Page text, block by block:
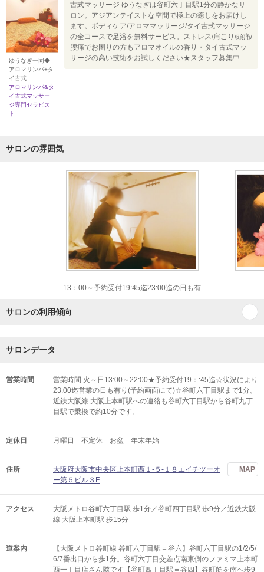
ゆうなぎ一同◆
アロマリンパ+タ
イ古式
アロマリンパ&タ
イ古式マッサー
ジ専門セラピス
ト
古式マッサージ ゆうなぎは谷町六丁目駅1分の静かなサ
ロン。アジアンテイストな空間で極上の癒しをお届けし
ます。ボディケア/アロママッサージ/タイ古式マッサージ
の全コースで足浴を無料サービス。ストレス/肩こり/頭痛/
腰痛でお困りの方もアロマオイルの香り・タイ古式マッ
サージの高い技術をお試しください★スタッフ募集中
サロンの雰囲気
13：00～予約受付19:45迄23:00迄の日も有
サロンの利用傾向
サロンデータ
営業時間
営業時間 火～日13:00～22:00★予約受付19：:45迄☆状況により
23:00迄営業の日も有り(予約画面にて)☆谷町六丁目駅まで1分。
近鉄大阪線 大阪上本町駅への連絡も谷町六丁目駅から谷町九丁
目駅で乗換で約10分です。
定休日 月曜日 不定休 お盆 年末年始
住所
大阪府大阪市中央区上本町西１-５-１８エイチツーオ
ー第５ビル３F
MAP
アクセス
大阪メトロ谷町六丁目駅 歩1分／谷町四丁目駅 歩9分／近鉄大阪
線 大阪上本町駅 歩15分
道案内
【大阪メトロ谷町線 谷町六丁目駅＝谷六】谷町六丁目駅の1/2/5/
6/7番出口から歩1分。谷町六丁目交差点南東側のファミマ上本町
西一丁目店さん隣です【谷町四丁目駅＝谷四】谷町筋を南へ歩9